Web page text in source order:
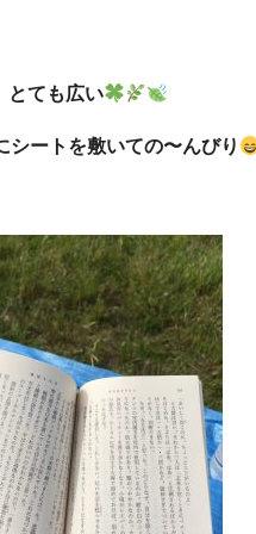
とても広い
シートを敷いての〜んびり